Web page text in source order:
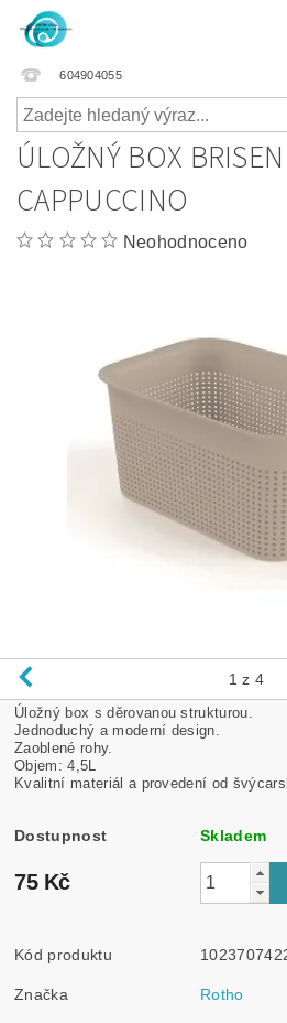
604904055
ÚLOŽNÝ BOX
CAPPUCCINO
Neohodnoceno
1 z 4
Úložný box s děrovanou strukturou.
Jednoduchý a moderní design.
Zaoblené rohy.
Objem: 4,5L
Kvalitní materiál a provedení od
Dostupnost Skladem
75 Kč
Kód produktu
Značka Rotho